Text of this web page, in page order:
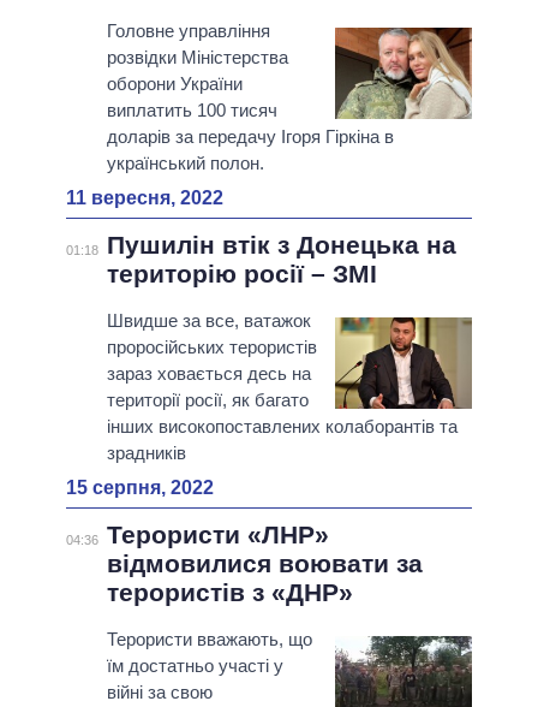
Головне управління
розвідки Міністерства
оборони України
виплатить 100 тисяч
доларів за передачу Ігоря Гіркіна в
український полон.
11 вересня, 2022
01:18
Пушилін втік з Донецька на
територію росії – ЗМІ
Швидше за все, ватажок
проросійських терористів
зараз ховається десь на
території росії, як багато
інших високопоставлених колаборантів та
зрадників
15 серпня, 2022
04:36 Терористи «ЛНР»
відмовилися воювати за
терористів з «ДНР»
Терористи вважають, що
їм достатньо участі у
війні за свою